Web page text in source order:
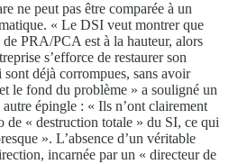
ne peut pas être comparée à un
« Le DSI veut montrer que
PRA/PCA est à la hauteur, alors
s’efforce de restaurer son
sont déjà corrompues, sans avoir
le fond du problème » a souligné un
épingle : « Ils n’ont clairement
de « destruction totale » du SI, ce qui
». L’absence d’un véritable
incarnée par un « directeur de